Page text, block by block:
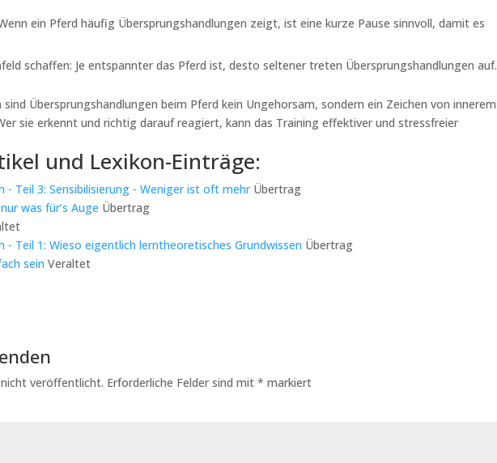
ein Pferd häufig Übersprungshandlungen zeigt, ist eine kurze Pause sinnvoll, damit es
schaffen: Je entspannter das Pferd ist, desto seltener treten Übersprungshandlungen auf.
Übersprungshandlungen beim Pferd kein Ungehorsam, sondern ein Zeichen von innerem
sie erkennt und richtig darauf reagiert, kann das Training effektiver und stressfreier
und Lexikon-Einträge:
- Teil 3: Sensibilisierung - Weniger ist oft mehrÜbertrag
was für’s Auge Übertrag
- Teil 1: Wieso eigentlich lerntheoretisches Grundwissen Übertrag
sein Veraltet
veröffentlicht. Erforderliche Felder sind mit* markiert